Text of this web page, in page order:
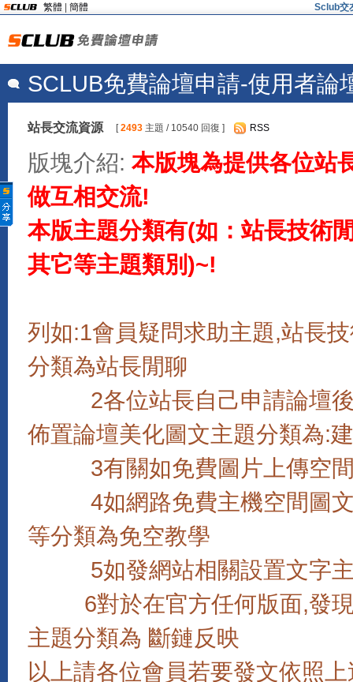
繁體 簡體 Sclub交
SCLUB免費論壇申請-使用者論
站長交流資源 [2493主題 / 10540 回復 ] RSS
版塊介紹: 本版塊為提供各位站
做互相交流!
本版主題分類有(如：站長技術
其它等主題類別)~!
列如:1會員疑問求助主題,站長
分類為站長閒聊
2各位站長自己申請論壇後
佈置論壇美化圖文主題分類為:
3有關如免費圖片上傳空間,
4如網路免費主機空間圖文
等分類為免空教學
5如發網站相關設置文字主
6對於在官方任何版面,發現
主題分類為 斷鏈反映
以上請各位會員若要發文依照